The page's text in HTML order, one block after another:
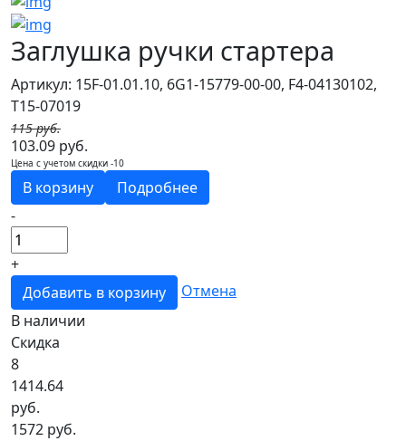
Заглушка ручки стартера
Артикул: 15F-01.01.10, 6G1-15779-00-00, F4-04130102,
T15-07019
115 руб.
103.09 руб.
Цена с учетом скидки -10
В корзину
Подробнее
-
+
Добавить в корзину
Отмена
В наличии
Скидка
8
1414.64
руб.
1572 руб.